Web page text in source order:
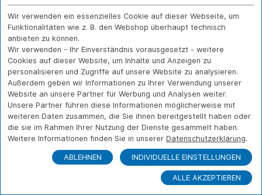
Multimedia[11]
Gebrauchtes[16]
Telekommunikation[2]
Kabel, I/O, Sonstiges
Sonstiges [3]
SHOP NOTEBOOKS LENOVO
Das CAB IT-Systemhaus betreut als ganzheitlicher IT-
Berater kleine und mittelständische Unternehmen bei der
Digitalisierung, Automatisierung und Transformation Ihrer IT
in Richtung digitaler Zukunft. Mit einer leistungsstarken und
sicheren Cloud-Umgebung, perfekt aufeinander
abgestimmten IT-Sicherheitskonzepten und erstklassigem
Wir verwenden ein essenzielles Cookie auf dieser Webseite, um
Funktionalitäten wie z. B. den Webshop überhaupt technisch
anbieten zu können.
Wir verwenden - Ihr Einverständnis vorausgesetzt - weitere
Cookies auf dieser Website, um Inhalte und Anzeigen zu
personalisieren und Zugriffe auf unsere Website zu analysieren.
Außerdem geben wir Informationen zu Ihrer Verwendung unserer
Website an unsere Partner für Werbung und Analysen weiter.
Unsere Partner führen diese Informationen möglicherweise mit
weiteren Daten zusammen, die Sie ihnen bereitgestellt haben oder
die sie im Rahmen Ihrer Nutzung der Dienste gesammelt haben.
Weitere Informationen finden Sie in unserer Datenschutzerklärung.
ABLEHNEN INDIVIDUELLE EINSTELLUNGEN
ALLE AKZEPTIEREN